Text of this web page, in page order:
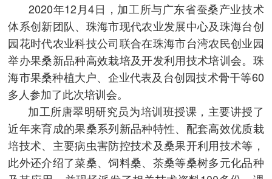
2020年12月4日，加工所与广东省蚕桑产业技术
体系创新团队、珠海市现代农业发展中心及珠海台创
园花时代农业科技公司联合在珠海市台湾农民创业园
举办果桑新品种高效栽培及开发利用技术培训会。珠
海市果桑种植大户、企业代表及台创园技术骨干等60
多人参加了此次培训会。
加工所唐翠明研究员为培训班授课，主要讲授了
近年来育成的果桑系列新品种特性、配套高效优质栽
培技术、主要病虫害防控技术及桑果开利用技术等，
此外还介绍了菜桑、饲料桑、茶桑等桑树多元化品种